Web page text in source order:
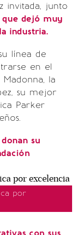
invitada, junto
dejó muy
industria.
línea de
en el
la
su mejor
Parker
su
por